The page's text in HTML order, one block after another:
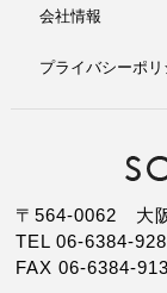
会社情報
プライバシーポリ
〒564-0062 大
TEL 06-6384-
FAX 06-6384-